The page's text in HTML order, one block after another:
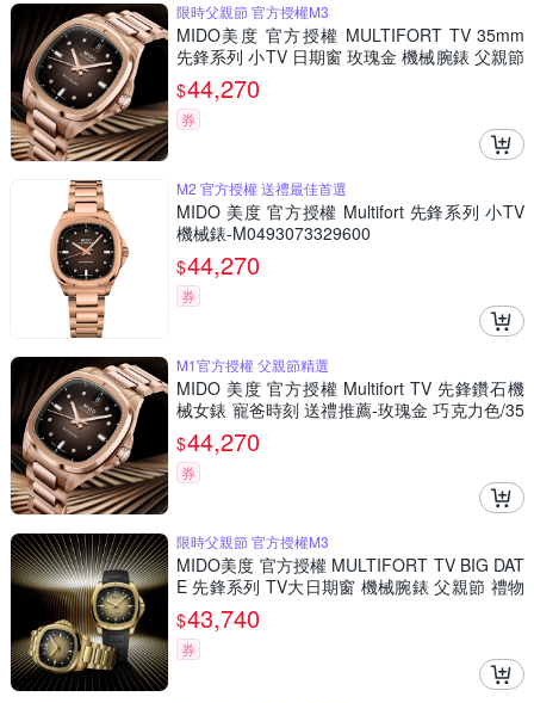
限時父親節 官方授權M3
MIDO美度 官方授權 MULTIFORT TV 35mm
先鋒系列 小TV 日期窗 玫瑰金 機械腕錶 父親節
禮物 推薦 M0493073329600
$44,270
券
M2 官方授權 送禮最佳首選
MIDO 美度 官方授權 Multifort 先鋒系列 小TV
機械錶-M0493073329600
$44,270
券
M1官方授權 父親節精選
MIDO 美度 官方授權 Multifort TV 先鋒鑽石機
械女錶 寵爸時刻 送禮推薦-玫瑰金 巧克力色/35
mm M0493073329600
$44,270
券
限時父親節 官方授權M3
MIDO美度 官方授權 MULTIFORT TV BIG DAT
E 先鋒系列 TV大日期窗 機械腕錶 父親節 禮物
推薦 40mm/M0495263302100
$43,740
券